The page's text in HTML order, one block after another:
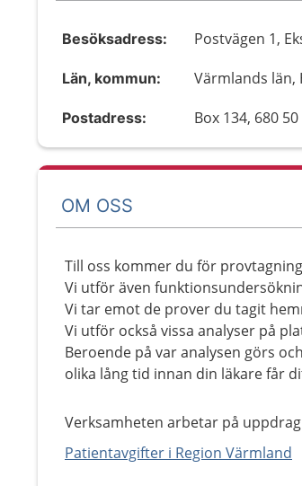
Besöksadress: Postvägen 1,
Län, kommun: Värmlands län,
Postadress: Box 134, 680
OM OSS
Till oss kommer du för
Vi utför även
Vi tar emot de prover du tagit
Vi utför också vissa analyser på
Beroende på var analysen görs
olika lång tid innan din läkare får
Verksamheten arbetar på
Patientavgifter i Region Värmland